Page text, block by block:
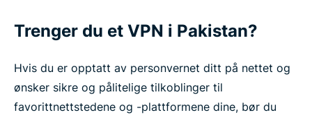
Trenger du et VPN i Pakistan?
Hvis du er opptatt av personvernet ditt på nettet og
ønsker sikre og pålitelige tilkoblinger til
favorittnettstedene og -plattformene dine, bør du